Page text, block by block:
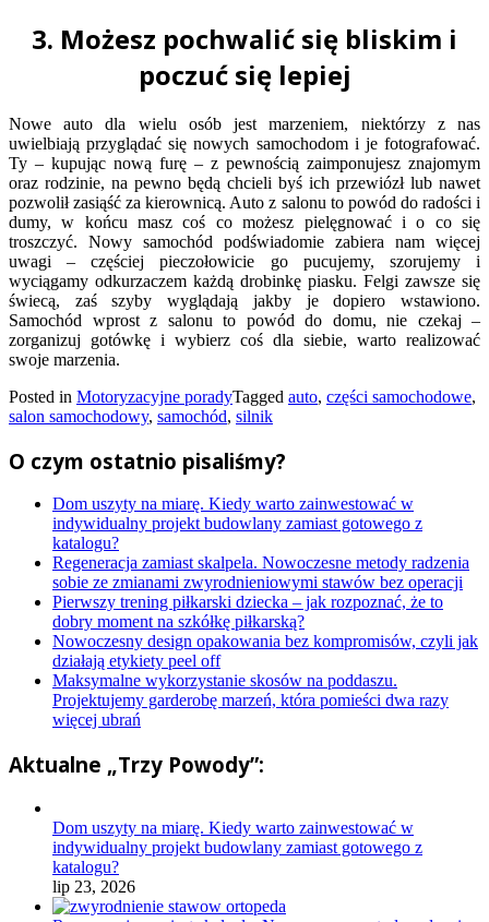
3. Możesz pochwalić się bliskim i
poczuć się lepiej
Nowe auto dla wielu osób jest marzeniem, niektórzy z nas
uwielbiają przyglądać się nowych samochodom i je fotografować.
Ty – kupując nową furę – z pewnością zaimponujesz znajomym
oraz rodzinie, na pewno będą chcieli byś ich przewiózł lub nawet
pozwolił zasiąść za kierownicą. Auto z salonu to powód do radości i
dumy, w końcu masz coś co możesz pielęgnować i o co się
troszczyć. Nowy samochód podświadomie zabiera nam więcej
uwagi – częściej pieczołowicie go pucujemy, szorujemy i
wyciągamy odkurzaczem każdą drobinkę piasku. Felgi zawsze się
świecą, zaś szyby wyglądają jakby je dopiero wstawiono.
Samochód wprost z salonu to powód do domu, nie czekaj –
zorganizuj gotówkę i wybierz coś dla siebie, warto realizować
swoje marzenia.
Posted in Motoryzacyjne poradyTagged auto, części samochodowe,
salon samochodowy, samochód, silnik
O czym ostatnio pisaliśmy?
Dom uszyty na miarę. Kiedy warto zainwestować w
indywidualny projekt budowlany zamiast gotowego z
katalogu?
Regeneracja zamiast skalpela. Nowoczesne metody radzenia
sobie ze zmianami zwyrodnieniowymi stawów bez operacji
Pierwszy trening piłkarski dziecka – jak rozpoznać, że to
dobry moment na szkółkę piłkarską?
Nowoczesny design opakowania bez kompromisów, czyli jak
działają etykiety peel off
Maksymalne wykorzystanie skosów na poddaszu.
Projektujemy garderobę marzeń, która pomieści dwa razy
więcej ubrań
Aktualne „Trzy Powody”:
Dom uszyty na miarę. Kiedy warto zainwestować w
indywidualny projekt budowlany zamiast gotowego z
katalogu?
lip 23, 2026